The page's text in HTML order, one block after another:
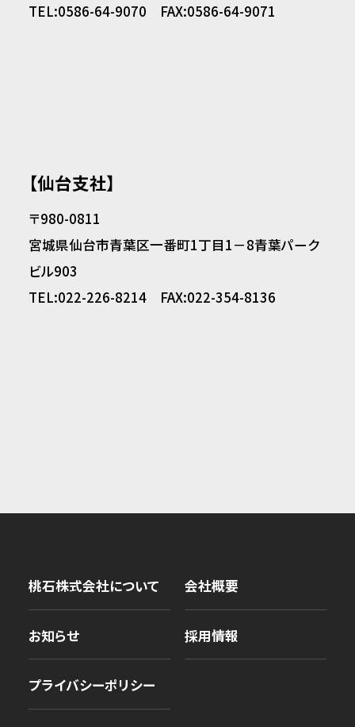
TEL:0586-64-9070 FAX:0586-64-9071
【仙台支社】
〒980-0811
宮城県仙台市青葉区一番町1丁目1－8青葉パーク
ビル903
TEL:022-226-8214 FAX:022-354-8136
桃石株式会社について 会社概要
お知らせ 採用情報
プライバシーポリシー